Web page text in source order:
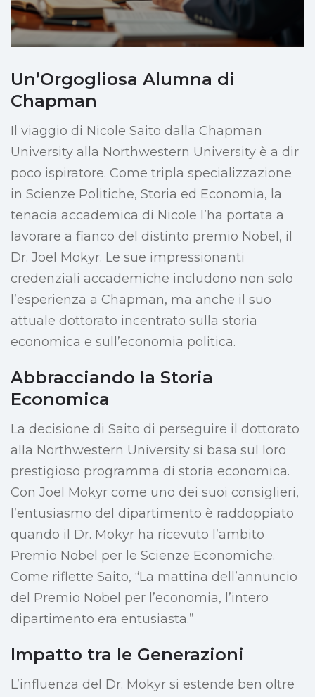
Un’Orgogliosa Alumna di
Chapman
Il viaggio di Nicole Saito dalla Chapman
University alla Northwestern University è a dir
poco ispiratore. Come tripla specializzazione
in Scienze Politiche, Storia ed Economia, la
tenacia accademica di Nicole l’ha portata a
lavorare a fianco del distinto premio Nobel, il
Dr. Joel Mokyr. Le sue impressionanti
credenziali accademiche includono non solo
l’esperienza a Chapman, ma anche il suo
attuale dottorato incentrato sulla storia
economica e sull’economia politica.
Abbracciando la Storia
Economica
La decisione di Saito di perseguire il dottorato
alla Northwestern University si basa sul loro
prestigioso programma di storia economica.
Con Joel Mokyr come uno dei suoi consiglieri,
l’entusiasmo del dipartimento è raddoppiato
quando il Dr. Mokyr ha ricevuto l’ambito
Premio Nobel per le Scienze Economiche.
Come riflette Saito, “La mattina dell’annuncio
del Premio Nobel per l’economia, l’intero
dipartimento era entusiasta.”
Impatto tra le Generazioni
L’influenza del Dr. Mokyr si estende ben oltre